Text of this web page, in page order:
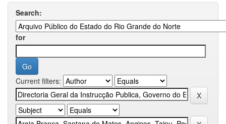
Search:
for
Current filters: